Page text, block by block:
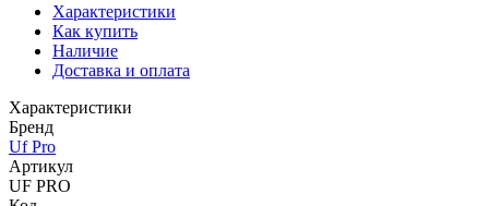
Характеристики
Как купить
Наличие
Доставка и оплата
Характеристики
Бренд
Uf Pro
Артикул
UF PRO